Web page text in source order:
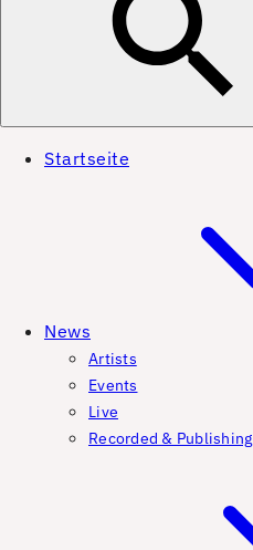
Startseite
News
Artists
Events
Live
Recorded & Publishing